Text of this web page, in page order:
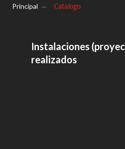
Principal → Catálogo
Instalaciones
realizados